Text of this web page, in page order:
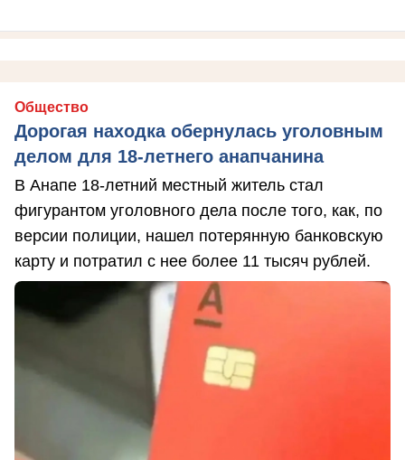
Общество
Дорогая находка обернулась уголовным
делом для 18-летнего анапчанина
В Анапе 18-летний местный житель стал
фигурантом уголовного дела после того, как, по
версии полиции, нашел потерянную банковскую
карту и потратил с нее более 11 тысяч рублей.